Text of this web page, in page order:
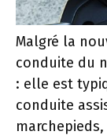
Malgré la
conduite du
: elle est
conduite